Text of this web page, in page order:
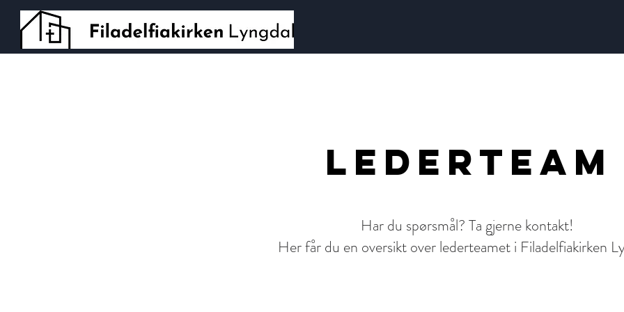
lederteam
Har du spørsmål? Ta gjerne kontakt!
Her får du en oversikt over lederteamet i Filadelfiakirken